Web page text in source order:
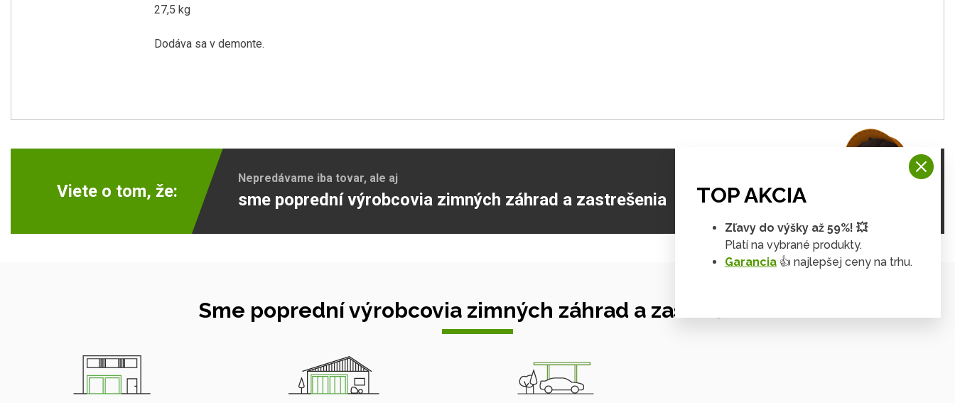
27,5 kg
Dodáva sa v demonte.
Viete o tom, že:
Nepredávame iba tovar, ale aj
sme poprední výrobcovia zimných záhrad a zastrešenia ZJISTIŤ VIAC
Sme poprední výrobcovia zimných záhrad a zastrešení
TOP AKCIA
Zľavy do výšky až 59%! 💥
Platí na vybrané produkty.
Garancia 👍 najlepšej ceny na trhu.